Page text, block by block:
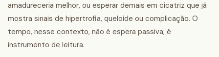
amadureceria melhor, ou esperar demais em cicatriz que já
mostra sinais de hipertrofia, queloide ou complicação. O
tempo, nesse contexto, não é espera passiva; é
instrumento de leitura.